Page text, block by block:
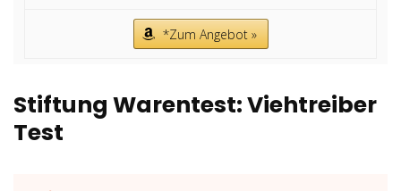
*Zum Angebot »
Stiftung Warentest: Viehtreiber
Test